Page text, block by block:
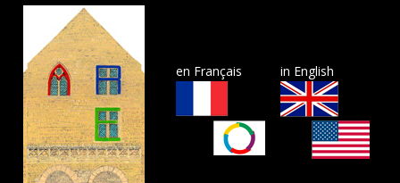
in English
en Français